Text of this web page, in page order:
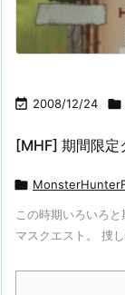
 2008/12/24 
[MHF] 期間限定

この時期いろいろ
マスクエスト。 捜